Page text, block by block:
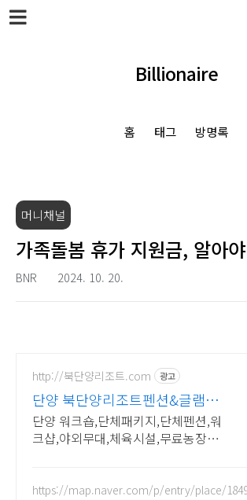
본문 바로가기
Billionaire
홈 태그 방명록
머니채널
가족돌봄 휴가 지원금, 알아
BNR 2024. 10. 20.
http://북단양리조트.com 광고
단양 북단양리조트펜션&글램핑
2+1 펜션+글램핑+송어낚시
단양 워크숍,단체패키지,단체펜션,워
크샵,야외무대,체육시설,무료농장체
https://map.naver.com/p/entry/place/